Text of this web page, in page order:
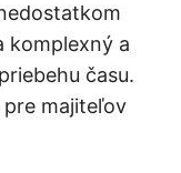
komplexný a
času.
pre majiteľov